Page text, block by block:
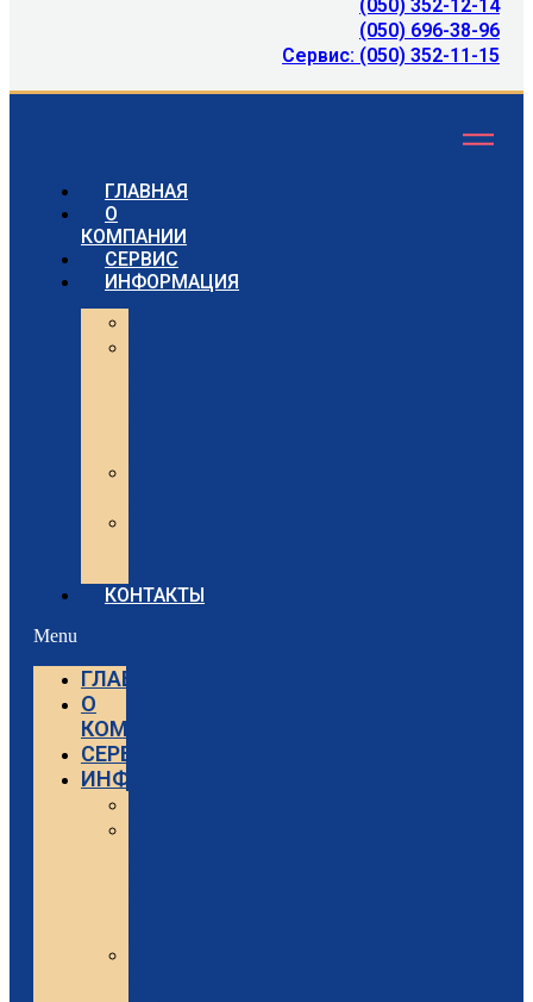
(050) 352-12-14
(050) 696-38-96
Сервис: (050) 352-11-15
ГЛАВНАЯ
О
КОМПАНИИ
СЕРВИС
ИНФОРМАЦИЯ
КОНТАКТЫ
Menu
ГЛАВНАЯ
О
КОМПАНИИ
СЕРВИС
ИНФОРМАЦИЯ